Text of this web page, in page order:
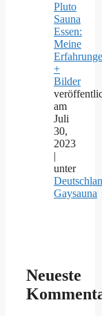
Pluto
Sauna
Essen:
Meine
+
Bilder
am
Juli
30,
2023
|
unter
Gaysauna
Neueste